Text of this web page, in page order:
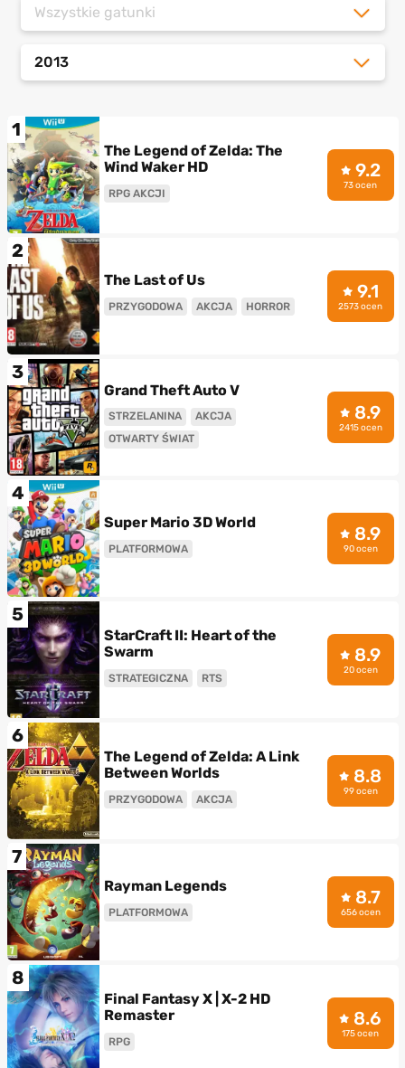
Wszystkie gatunki
2013
1
The Legend of Zelda: The
Wind Waker HD
RPG AKCJI
9.2
73 ocen
2
The Last of Us
PRZYGODOWA AKCJA HORROR
9.1
2573 ocen
3
Grand Theft Auto V
STRZELANINA
AKCJA
OTWARTY ŚWIAT
8.9
2415 ocen
4
Super Mario 3D World
PLATFORMOWA
8.9
90 ocen
5
StarCraft II: Heart of the
Swarm
STRATEGICZNA RTS
8.9
20 ocen
6
The Legend of Zelda: A Link
Between Worlds
PRZYGODOWA AKCJA
8.8
99 ocen
7
Rayman Legends
PLATFORMOWA
8.7
656 ocen
8
Final Fantasy X | X-2 HD
Remaster
RPG
8.6
175 ocen